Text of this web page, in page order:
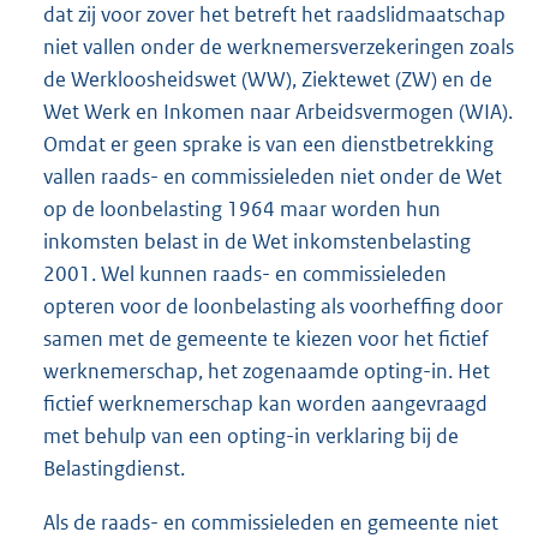
dat zij voor zover het betreft het raadslidmaatschap
niet vallen onder de werknemersverzekeringen zoals
de Werkloosheidswet (WW), Ziektewet (ZW) en de
Wet Werk en Inkomen naar Arbeidsvermogen (WIA).
Omdat er geen sprake is van een dienstbetrekking
vallen raads- en commissieleden niet onder de Wet
op de loonbelasting 1964 maar worden hun
inkomsten belast in de Wet inkomstenbelasting
2001. Wel kunnen raads- en commissieleden
opteren voor de loonbelasting als voorheffing door
samen met de gemeente te kiezen voor het fictief
werknemerschap, het zogenaamde opting-in. Het
fictief werknemerschap kan worden aangevraagd
met behulp van een opting-in verklaring bij de
Belastingdienst.
Als de raads- en commissieleden en gemeente niet